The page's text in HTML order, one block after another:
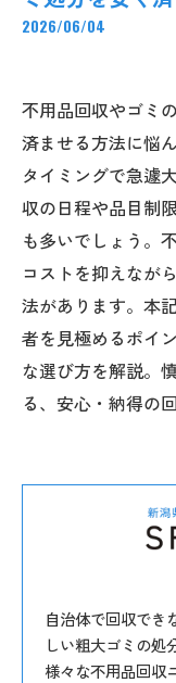
2026/06/04
不用品回収やゴミ
済ませる方法に悩
タイミングで急遽
収の日程や品目制
も多いでしょう。
コストを抑えなが
法があります。本
者を見極めるポイ
な選び方を解説。
る、安心・納得の
自治体で回収でき
しい粗大ゴミの処
様々な不用品回収